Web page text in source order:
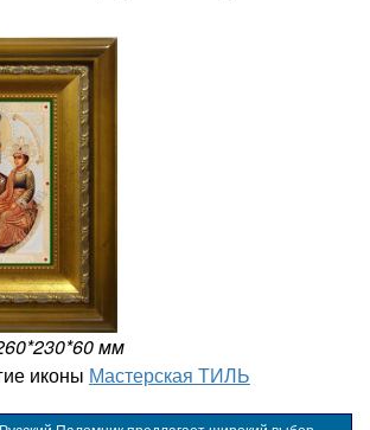
мм
иконы Мастерская ТИЛЬ